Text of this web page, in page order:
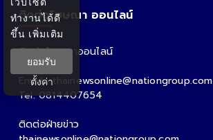
ติดต่อโฆษณา ออนไลน์
ติดต่อโฆษณาออนไลน์
คุณอ้อ
Email : thainewsonline@nationgroup.com
Tel: 0814407654
ติดต่อฝ่ายข่าว
ทำงานได้ดี
ขึ้น เพิ่มเติม
ยอมรับ
ตั้งค่า